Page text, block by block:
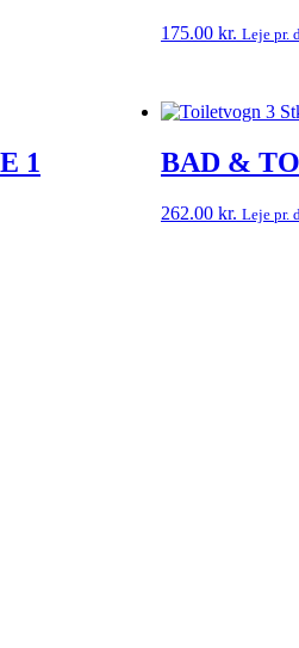
175.00 kr. Leje pr.
1 BAD &
262.00 kr. Leje pr.